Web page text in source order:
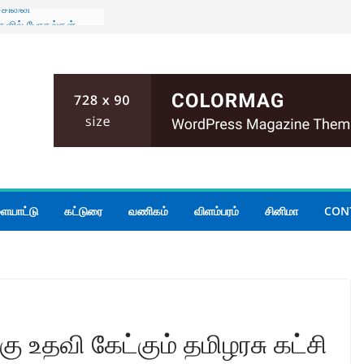
பரீட்சை
– ஆணையாளர்
லியனகே
திருத்தம்;
குறித்து
கட்டுரை வணிகம் விளம்பரம் சினிமா
கேட்கும் தமிழரசு கட்சி